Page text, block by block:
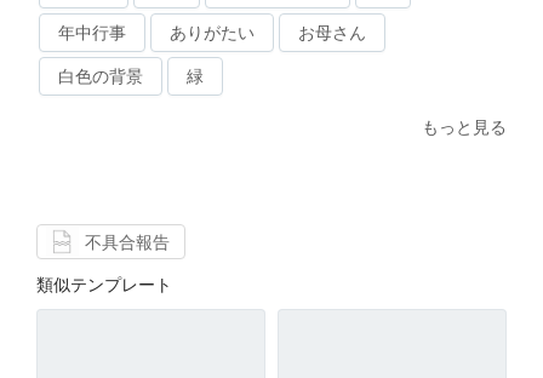
年中行事 ありがたい お母さん
白色の背景 緑
もっと見る
不具合報告
類似テンプレート